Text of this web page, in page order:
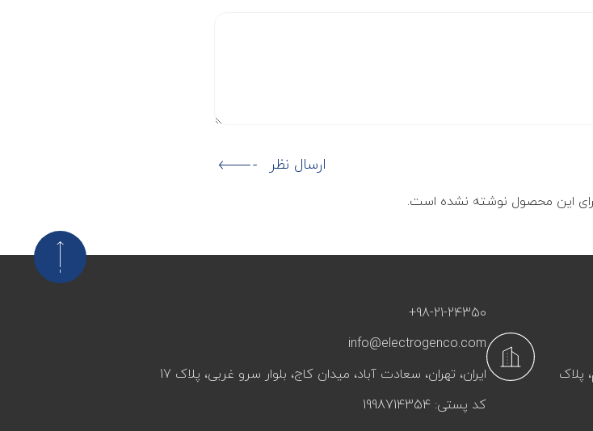
ارسال نظر
این محصول نوشته نشده است.
پلاک
+98-21-24350
info@electrogenco.com
ایران، تهران، سعادت‌ آباد، میدان کاج، بلوار سرو غربی، پلاک 17
کد پستی: 1998714354